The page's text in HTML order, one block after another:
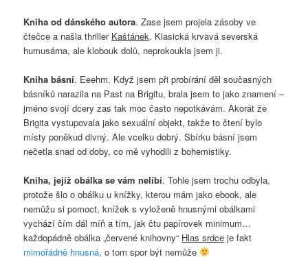
Kniha od dánského autora. Zase jsem projela zásoby ve
čtečce a našla thriller Kaštánek. Klasická krvavá severská
humusárna, ale klobouk dolů, neprokoukla jsem ji.
Kniha básní. Eeehm. Když jsem při probírání děl současných
básníků narazila na Past na Brigitu, brala jsem to jako znamení –
jméno svojí dcery zas tak moc často nepotkávám. Akorát že
Brigita vystupovala jako sexuální objekt, takže to čtení bylo
místy poněkud divný. Ale vcelku dobrý. Sbírku básní jsem
nečetla snad od doby, co mě vyhodili z bohemistiky.
Kniha, jejíž obálka se vám nelíbí. Tohle jsem trochu odbyla,
protože šlo o obálku u knížky, kterou mám jako ebook, ale
nemůžu si pomoct, knížek s vyloženě hnusnými obálkami
vychází čím dál míň a tím, jak čtu papírovek minimum…
každopádně obálka „červené knihovny“ Hlas srdce je fakt
mimořádně hnusná, o tom spor být nemůže